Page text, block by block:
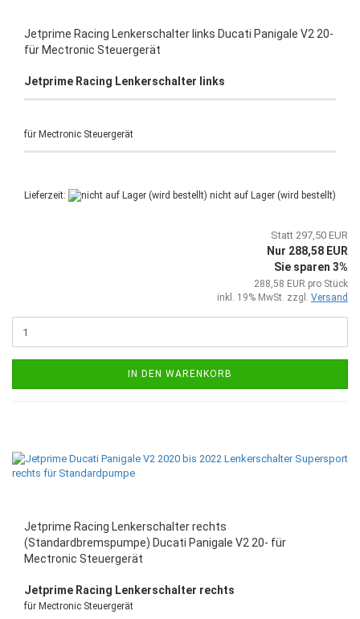
Jetprime Racing Lenkerschalter links Ducati Panigale V2 20-
für Mectronic Steuergerät
Jetprime Racing Lenkerschalter links
für Mectronic Steuergerät
Lieferzeit: nicht auf Lager (wird bestellt)
Statt 297,50 EUR
Nur 288,58 EUR
Sie sparen 3%
288,58 EUR pro Stück
inkl. 19% MwSt. zzgl. Versand
IN DEN WARENKORB
Jetprime Racing Lenkerschalter rechts
(Standardbremspumpe) Ducati Panigale V2 20- für
Mectronic Steuergerät
Jetprime Racing Lenkerschalter rechts
für Mectronic Steuergerät